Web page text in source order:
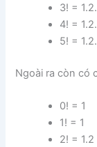
3! =
4! =
5! =
Ngoài ra còn có
0! = 1
1! = 1
2! =